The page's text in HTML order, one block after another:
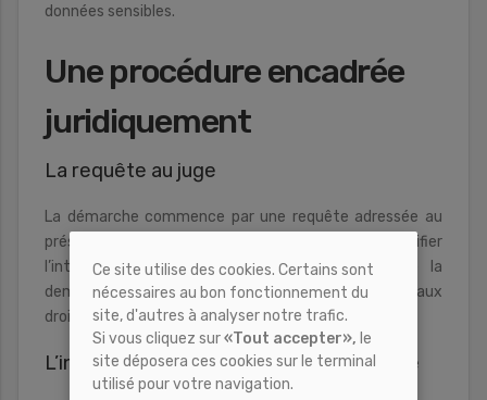
données sensibles.
Une procédure encadrée
juridiquement
La requête au juge
La démarche commence par une requête adressée au
président du tribunal judiciaire. Celle-ci doit justifier
l’intérêt à obtenir la preuve et démontrer que la
demande est légitime, sans atteinte excessive aux
droits d’autrui.
L’intervention du commissaire de justice
Ce site utilise des cookies. Certains sont
nécessaires au bon fonctionnement du
site, d'autres à analyser notre trafic.
Si vous cliquez sur«Tout accepter», le
site déposera ces cookies sur le terminal
utilisé pour votre navigation.